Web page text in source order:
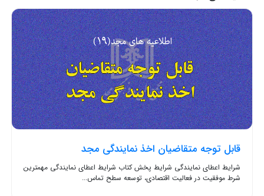
قابل توجه متقاضیان اخذ نمایندگی مجد
شرایط اعطای نمایندگی شرایط پخش کتاب شرایط اعطای نمایندگی مهمترین
شرط موفقیت در فعالیت اقتصادی، توسعه سطح تماس...